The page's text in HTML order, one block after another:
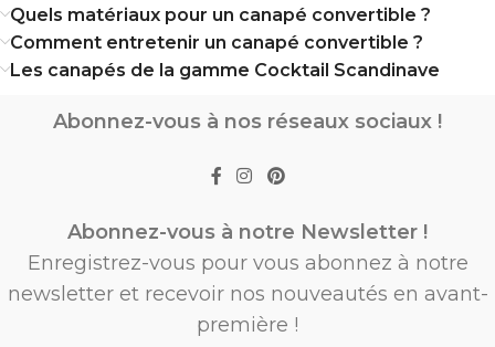
Quels matériaux pour un canapé convertible ?
Comment entretenir un canapé convertible ?
Les canapés de la gamme Cocktail Scandinave
Abonnez-vous à nos réseaux sociaux !
Abonnez-vous à notre Newsletter !
Enregistrez-vous pour vous abonnez à notre
newsletter et recevoir nos nouveautés en avant-
première !